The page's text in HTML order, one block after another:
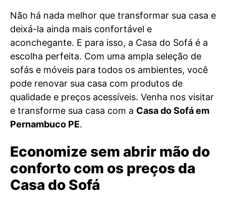
Não há nada melhor que transformar sua casa e
deixá-la ainda mais confortável e
aconchegante. E para isso, a Casa do Sofá é a
escolha perfeita. Com uma ampla seleção de
sofás e móveis para todos os ambientes, você
pode renovar sua casa com produtos de
qualidade e preços acessíveis. Venha nos visitar
e transforme sua casa com a Casa do Sofá em
Pernambuco PE.
Economize sem abrir mão do
conforto com os preços da
Casa do Sofá